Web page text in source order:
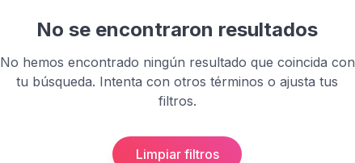
No se encontraron resultados
No hemos encontrado ningún resultado que coincida con
tu búsqueda. Intenta con otros términos o ajusta tus
filtros.
Limpiar filtros